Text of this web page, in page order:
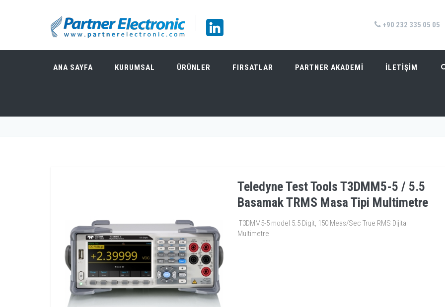
+90 232 335 05 05
ANA SAYFA KURUMSAL ÜRÜNLER FIRSATLAR PARTNER AKADEMİ İLETİŞİM
Teledyne Test Tools T3DMM5-5 / 5.5
Basamak TRMS Masa Tipi Multimetre
T3DMM5-5 model 5.5 Digit, 150 Meas/Sec True RMS Dijital
Multimetre